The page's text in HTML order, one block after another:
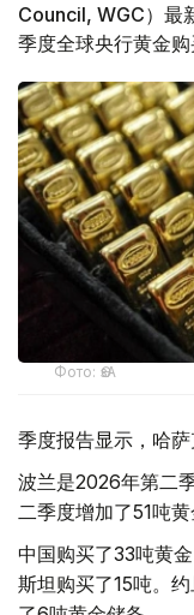
Council, WGC）最
季度全球央行黄金购
Фото: ӨзА
季度报告显示，哈萨
波兰是2026年第二
二季度增加了51吨黄
中国购买了33吨黄
斯坦购买了15吨。